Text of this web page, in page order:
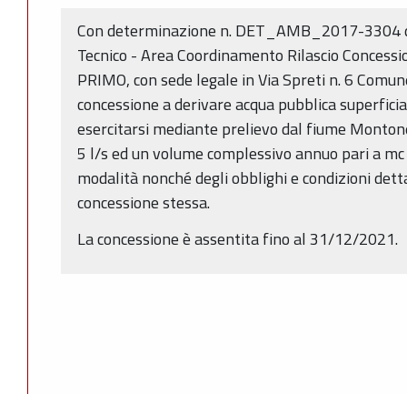
Con determinazione n. DET_AMB_2017-
Tecnico - Area Coordinamento Rilascio
PRIMO, con sede legale in Via Spreti n. 6
concessione a derivare acqua pubblica
esercitarsi mediante prelievo dal fiume
5 l/s ed un volume complessivo annuo pari a
modalità nonché degli obblighi e condizioni
concessione stessa.
La concessione è assentita fino al 31/12/2021.